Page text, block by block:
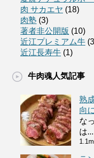
肉 サカエヤ (18)
肉塾 (3)
著者非公開版 (10)
近江プレミアム牛
近江長寿牛 (1)
牛肉魂人気記事
熟
向
な
は...